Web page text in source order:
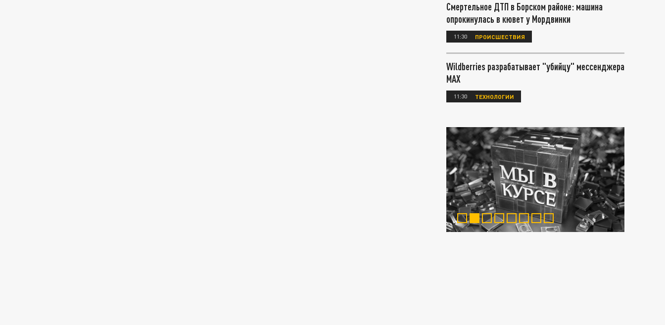
Смертельное ДТП в Борском районе: машина
опрокинулась в кювет у Мордвинки
11:30 ПРОИСШЕСТВИЯ
Wildberries разрабатывает "убийцу" мессенджера
МАХ
11:30 ТЕХНОЛОГИИ